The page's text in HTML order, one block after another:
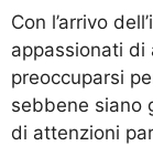
Con l’arrivo
appassionati di
preoccuparsi
sebbene siano
di attenzioni